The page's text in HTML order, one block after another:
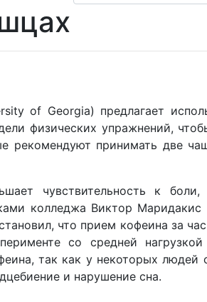
of Georgia) предлагает
физических упражнений,
рекомендуют принимать две
чувствительность к боли,
колледжа Виктор Маридакис
что прием кофеина за
со средней
так как у некоторых
и нарушение сна.